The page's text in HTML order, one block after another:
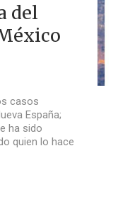
del
casos
España;
ha sido
quien lo hace